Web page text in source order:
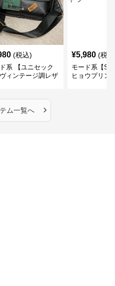
(税込)
系 【ユニセック
ィンテージ調レザ
¥5,980 (税
モード系【S
ヒョウプリン
ム一覧へ ›